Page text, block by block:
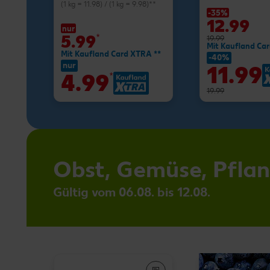
(1 kg = 11.98) / (1 kg = 9.98)**
nur
5.99*
Mit Kaufland Card XTRA **
nur
4.99*
-35%
12.99
19.99
Mit Kaufland
-40%
11.99
19.99
Obst, Gemüse,
Gültig vom 06.08. bis 12.08.